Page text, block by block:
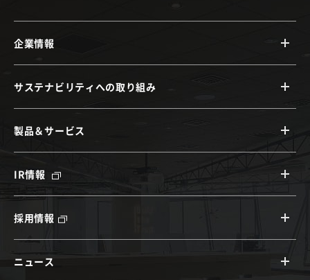
企業情報
サステナビリティへの取り組み
製品＆サービス
IR情報
採用情報
ニュース